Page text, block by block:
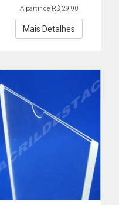
A partir de R$ 29,90
Mais Detalhes